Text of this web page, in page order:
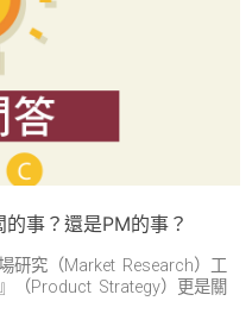
的事？還是PM的事？
研究（Market Research）工
（Product Strategy）更是關